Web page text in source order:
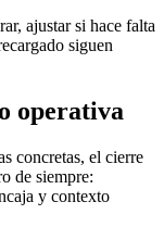
ajustar si hace falta
siguen
operativa
concretas, el cierre
de siempre:
y contexto